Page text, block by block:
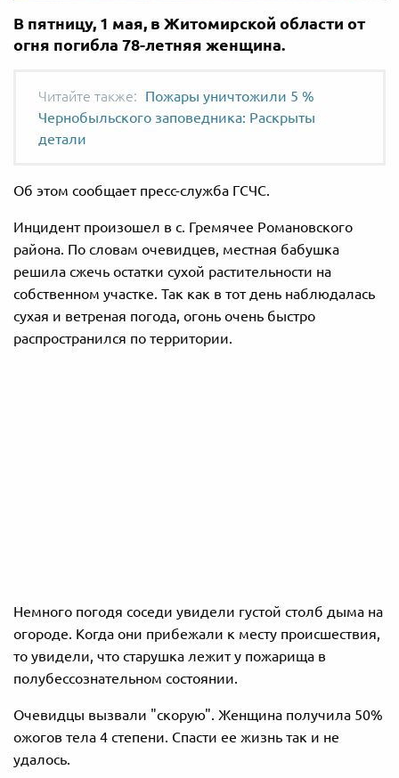
В пятницу, 1 мая, в Житомирской области от
огня погибла 78-летняя женщина.
Пожары уничтожили 5 %
Чернобыльского заповедника: Раскрыты
детали
Об этом сообщает пресс-служба ГСЧС.
Инцидент произошел в с. Гремячее Романовского
района. По словам очевидцев, местная бабушка
решила сжечь остатки сухой растительности на
собственном участке. Так как в тот день наблюдалась
сухая и ветреная погода, огонь очень быстро
распространился по территории.
Немного погодя соседи увидели густой столб дыма на
огороде. Когда они прибежали к месту происшествия,
то увидели, что старушка лежит у пожарища в
полубессознательном состоянии.
Очевидцы вызвали "скорую". Женщина получила 50%
ожогов тела 4 степени. Спасти ее жизнь так и не
удалось.